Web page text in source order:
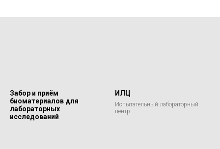
Забор и приём
биоматериалов для
лабораторных
исследований
ИЛЦ
Испытательный лабораторный
центр